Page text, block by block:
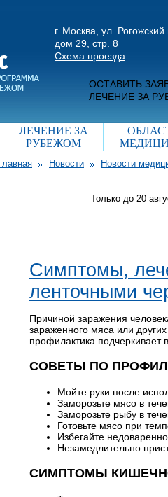
г. Москва, ул. Рогожский
дом 29, стр. 8
Схема проезда
ОСТАВИТЬ
ЛЕЧЕНИЕ ЗА
ЛЕЧЕНИЕ ЗА
РУБЕЖОМ
Главная Новости Новости
Только до 20
Симптомы,
ленточными
Причиной заражения
зараженного мяса или
профилактика подчеркивает
СОВЕТЫ ПО
Мойте руки после
Заморозьте мясо в
Заморозьте рыбу в
Готовьте мясо при
Избегайте
Незамедлительно
СИМПТОМЫ